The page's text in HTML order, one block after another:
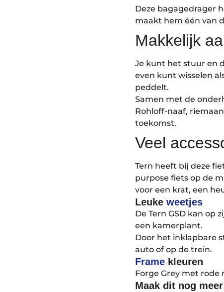
Deze bagagedrager
maakt hem één van
Makkelijk
Je kunt het stuur en
even kunt wisselen
peddelt.
Samen met de
Rohloff-naaf,
toekomst.
Veel
Tern heeft bij deze
purpose fiets op de
voor een krat, een
Leuke weetjes
De Tern GSD kan op
een kamerplant.
Door het inklapbare
auto of op de trein.
Frame kleuren
Forge Grey met rode
Maak dit nog meer